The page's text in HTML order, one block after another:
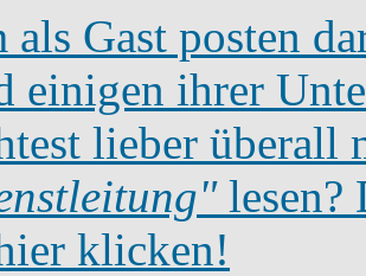
als Gast posten
einigen ihrer
lieber überall
lesen?
klicken!